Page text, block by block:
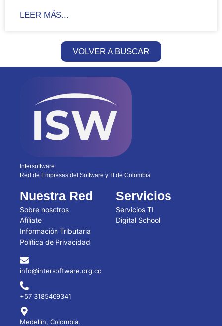
LEER MÁS...
VOLVER A BUSCAR
Intersoftware
Red de Empresas del Software y TI de Colombia
Nuestra Red
Sobre nosotros
Afíliate
Información Tributaria
Política de Privacidad
Servicios
Servicios TI
Digital School
info@intersoftware.org.co
+57 3185469341
Medellín, Colombia.